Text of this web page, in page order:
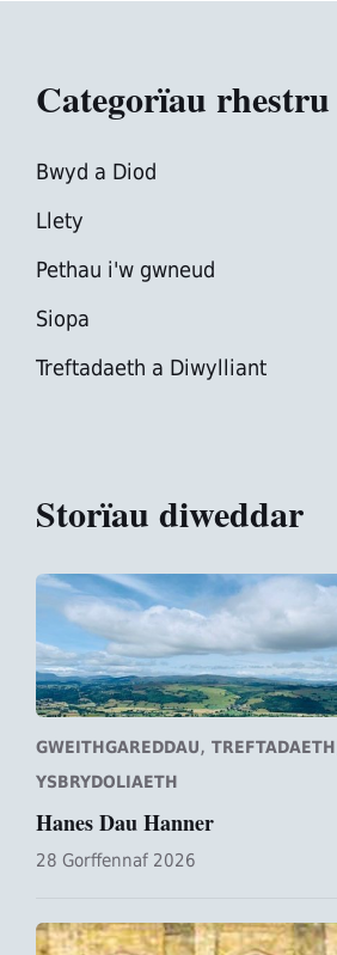
Categorïau rhestru
Bwyd a Diod
Llety
Pethau i'w gwneud
Siopa
Treftadaeth a Diwylliant
Storïau diweddar
GWEITHGAREDDAU, TREFTADAETH
YSBRYDOLIAETH
Hanes Dau Hanner
28 Gorffennaf 2026